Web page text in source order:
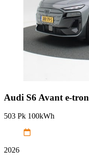
Audi S6 Avant e-tron
503 Pk 100kWh
2026